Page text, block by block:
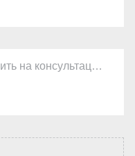
Какой вопрос вы хотите решить на консультации